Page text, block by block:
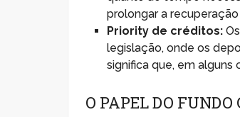
prolongar a
Priority de créditos:
legislação, onde os
significa que, em
O PAPEL DO